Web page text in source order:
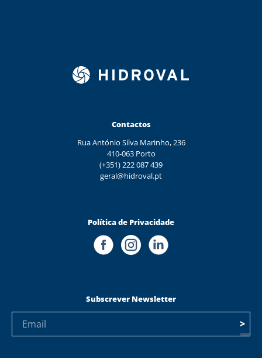
Contactos
Rua António Silva Marinho, 236
410-063 Porto
(+351) 222 087 439
geral@hidroval.pt
Política de Privacidade
Subscrever Newsletter
>